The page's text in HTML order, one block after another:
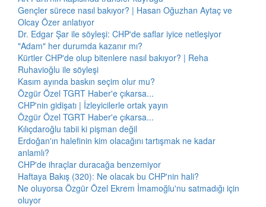
Gençler sürece nasıl bakıyor? | Hasan Oğuzhan Aytaç ve
Olcay Özer anlatıyor
Dr. Edgar Şar ile söyleşi: CHP'de saflar iyice netleşiyor
"Adam" her durumda kazanır mı?
Kürtler CHP'de olup bitenlere nasıl bakıyor? | Reha
Ruhavioğlu ile söyleşi
Kasım ayında baskın seçim olur mu?
Özgür Özel TGRT Haber'e çıkarsa...
CHP'nin gidişatı | İzleyicilerle ortak yayın
Özgür Özel TGRT Haber'e çıkarsa...
Kılıçdaroğlu tabii ki pişman değil
Erdoğan'ın halefinin kim olacağını tartışmak ne kadar
anlamlı?
CHP'de ihraçlar duracağa benzemiyor
Haftaya Bakış (320): Ne olacak bu CHP'nin hali?
Ne oluyorsa Özgür Özel Ekrem İmamoğlu'nu satmadığı için
oluyor